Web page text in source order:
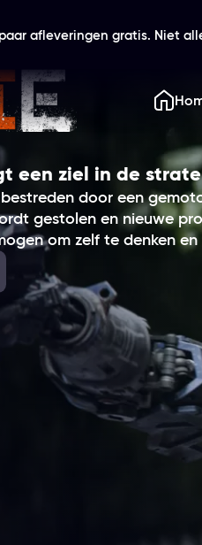
afleveringen gratis. Niet
een ziel in de
door een
gestolen en nieuwe
om zelf te denken